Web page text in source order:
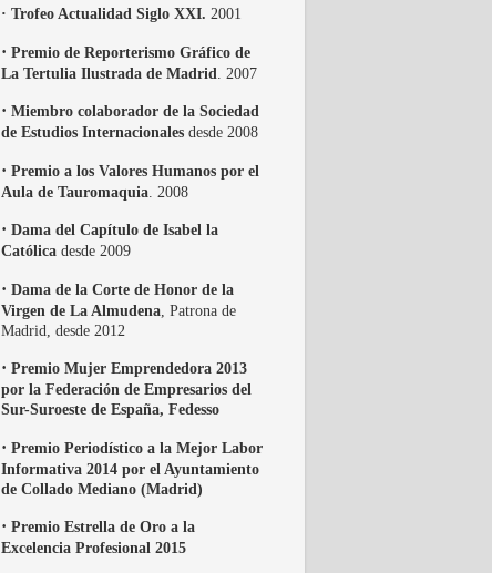
· Trofeo Actualidad Siglo XXI. 2001
· Premio de Reporterismo Gráfico de
La Tertulia Ilustrada de Madrid . 2007
· Miembro colaborador de la Sociedad
de Estudios Internacionales desde 2008
· Premio a los Valores Humanos por el
Aula de Tauromaquia . 2008
· Dama del Capítulo de Isabel la
Católica desde 2009
· Dama de la Corte de Honor de la
Virgen de La Almudena , Patrona de
Madrid, desde 2012
· Premio Mujer Emprendedora 2013
por la Federación de Empresarios del
Sur-Suroeste de España, Fedesso
· Premio Periodístico a la Mejor Labor
Informativa 2014 por el Ayuntamiento
de Collado Mediano (Madrid)
· Premio Estrella de Oro a la
Excelencia Profesional 2015